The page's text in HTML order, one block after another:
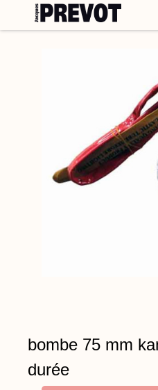
bombe 75 mm
durée